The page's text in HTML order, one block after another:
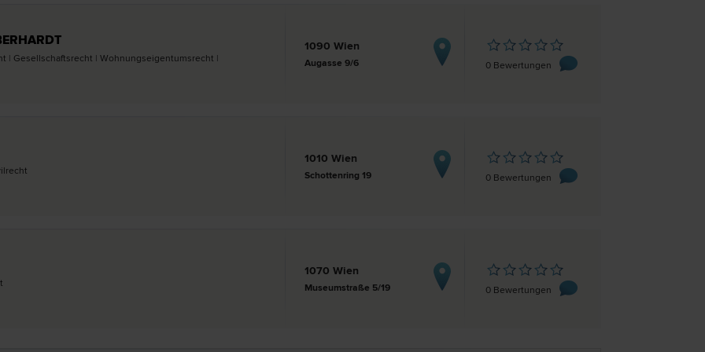
| Gesellschafts­recht | Wohnungseigentums­recht |
1090 Wien
Augasse 9/6 0 Bewertungen
1010 Wien
Schottenring 19 0 Bewertungen
1070 Wien
Museumstraße 5/19 0 Bewertungen